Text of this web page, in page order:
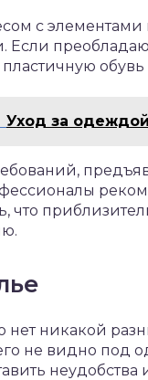
с
Если
Уход за
что
нет никакой
не видно под